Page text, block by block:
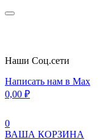
Наши Cоц.сети
Написать нам в Max
0,00 ₽
0
ВАША КОРЗИНА